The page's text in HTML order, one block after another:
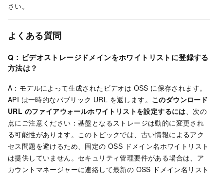
さい。
よくある質問
Q：ビデオストレージドメインをホワイトリストに登録する
方法は？
A：モデルによって生成されたビデオは OSS に保存されます。
API は一時的なパブリック URL を返します。 このダウンロード
URL のファイアウォールホワイトリストを設定するには、次の
点にご注意ください：基盤となるストレージは動的に変更され
る可能性があります。このトピックでは、古い情報によるアク
セス問題を避けるため、固定の OSS ドメイン名ホワイトリスト
は提供していません。セキュリティ管理要件がある場合は、ア
カウントマネージャーに連絡して最新の OSS ドメイン名リスト